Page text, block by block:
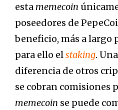
esta memecoin
poseedores de
beneficio, más a largo
para ello elstaking.
diferencia de otros
se cobran comisiones
memecoin se puede